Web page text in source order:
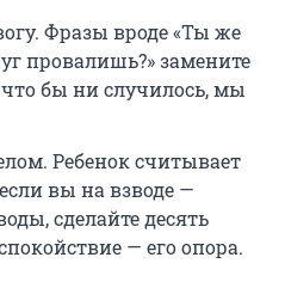
Фразы вроде «Ты же
провалишь?» замените
бы ни случилось, мы
Ребенок считывает
вы на взводе —
сделайте десять
— его опора.